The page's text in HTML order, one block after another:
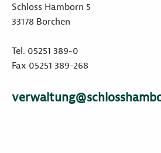
Schloss Hamborn 5
33178 Borchen
Tel. 05251 389-0
Fax 05251 389-268